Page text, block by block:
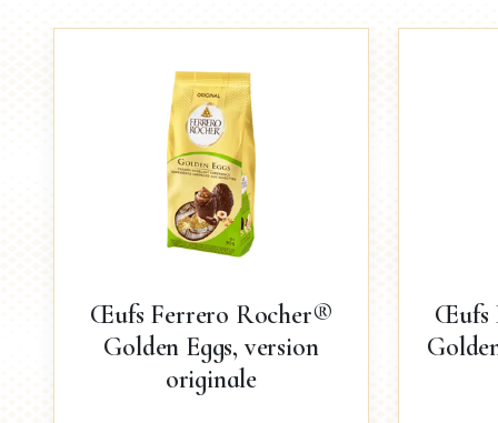
Œufs Ferrero Rocher®
Golden Eggs, version
originale
Œufs